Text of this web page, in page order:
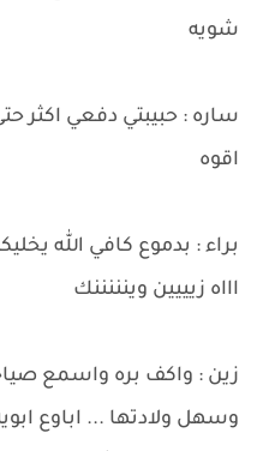
شويه
ساره : حبيبتي دفعي اكثر
اقوه
براء : بدموع كافي الله
اااه زيييين وينننننك
زين : واكف بره واسمع
وسهل ولادتها ... اباوع